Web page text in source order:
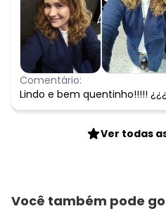
Comentário:
Lindo e bem quentinho!!!!!
Ver todas
Você também pode